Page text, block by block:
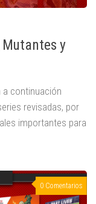
y
a continuación
revisadas, por
importantes para
0 Comentarios